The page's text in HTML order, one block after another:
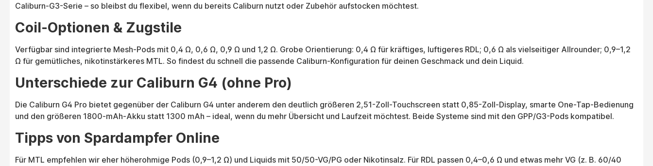
Caliburn-G3-Serie – so bleibst du flexibel, wenn du bereits Caliburn nutzt oder Zubehör aufstocken möchtest.
Coil-Optionen & Zugstile
Verfügbar sind integrierte Mesh-Pods mit 0,4 Ω, 0,6 Ω, 0,9 Ω und 1,2 Ω. Grobe Orientierung: 0,4 Ω für kräftiges, luftigeres RDL; 0,6 Ω als vielseitiger Allrounder; 0,9–1,2
Ω für gemütliches, nikotinstärkeres MTL. So findest du schnell die passende Caliburn-Konfiguration für deinen Geschmack und dein Liquid.
Unterschiede zur Caliburn G4 (ohne Pro)
Die Caliburn G4 Pro bietet gegenüber der Caliburn G4 unter anderem den deutlich größeren 2,51-Zoll-Touchscreen statt 0,85-Zoll-Display, smarte One-Tap-Bedienung
und den größeren 1800-mAh-Akku statt 1300 mAh – ideal, wenn du mehr Übersicht und Laufzeit möchtest. Beide Systeme sind mit den GPP/G3-Pods kompatibel.
Tipps von Spardampfer Online
Für MTL empfehlen wir eher höherohmige Pods (0,9–1,2 Ω) und Liquids mit 50/50-VG/PG oder Nikotinsalz. Für RDL passen 0,4–0,6 Ω und etwas mehr VG (z. B. 60/40